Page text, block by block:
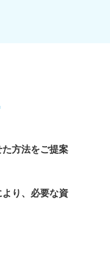
方法をご提案
り、必要な資